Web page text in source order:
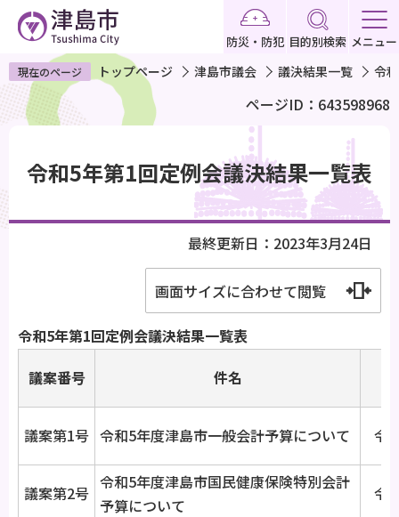
ペ
ー
で
す
防災・防犯 目的別検索 メニュー
現在のページ トップページ 津島市議会 議決結果一覧 令
ページID：643598968
令和5年第1回定例会議決結果一覧表
最終更新日：2023年3月24日
画面サイズに合わせて閲覧
令和5年第1回定例会議決結果一覧表
議案番号
件名
議案第1号 令和5年度津島市一般会計予算について 令
議案第2号
令和5年度津島市国民健康保険特別会計
予算について
令